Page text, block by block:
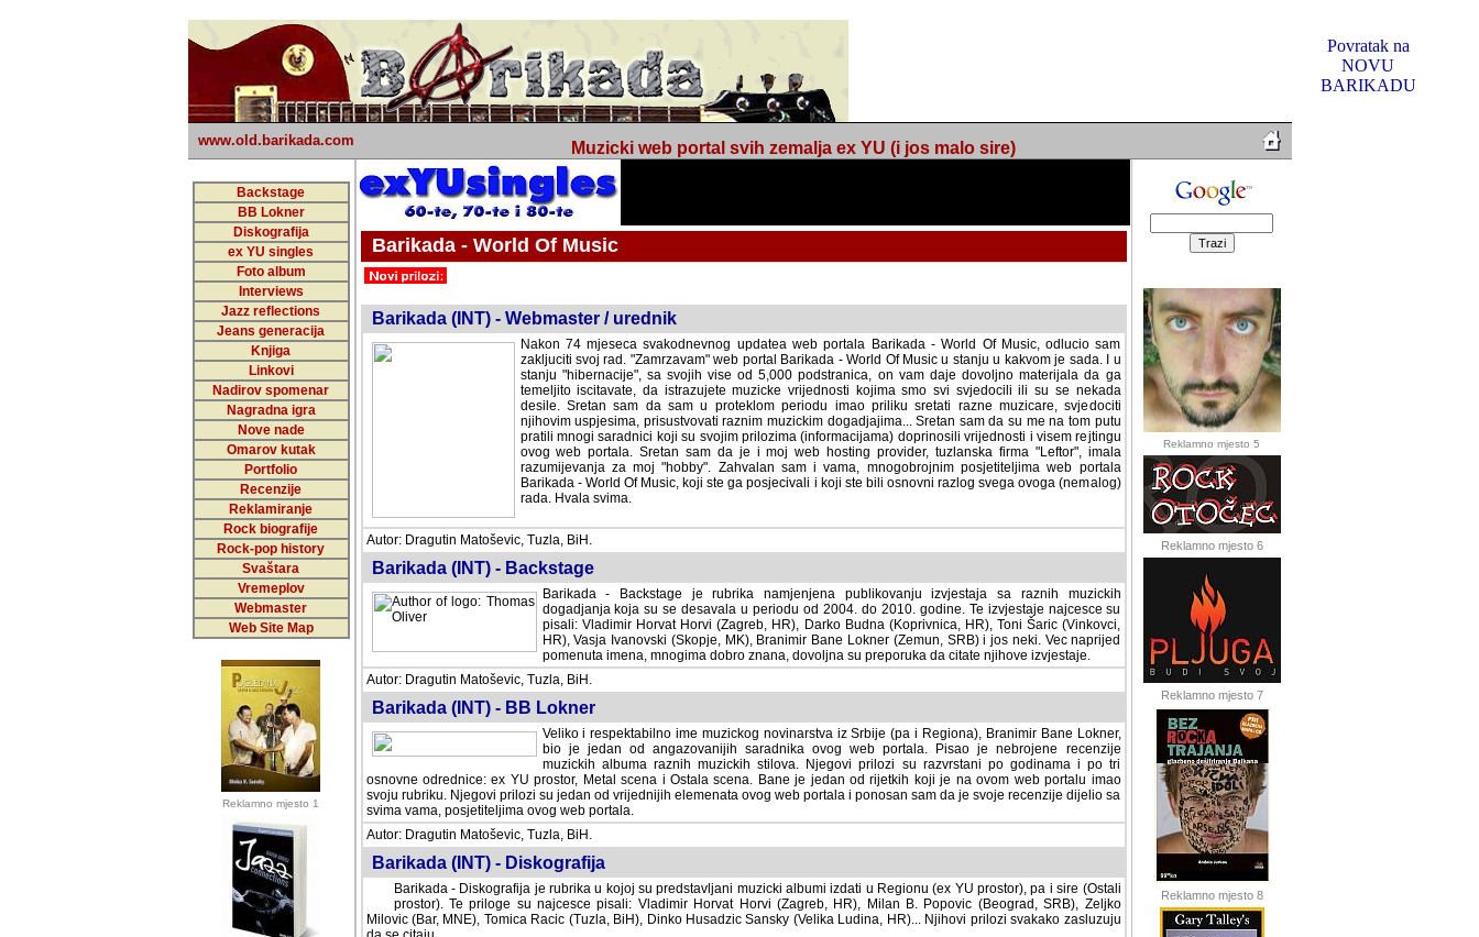
Povratak na
NOVU
BARIKADU
www.old.barikada.com Muzicki web portal svih zemalja ex YU (i jos malo sire)
Backstage
BB Lokner
Diskografija
ex YU singles
Foto album
Interviews
Jazz reflections
Jeans generacija
Knjiga
Linkovi
Nadirov spomenar
Nagradna igra
Nove nade
Omarov kutak
Portfolio
Recenzije
Reklamiranje
Rock biografije
Rock-pop history
Svaštara
Vremeplov
Webmaster
Web Site Map
Reklamno mjesto 1
Barikada - World Of Music
Barikada (INT) - Webmaster / urednik
Nakon 74 mjeseca svakodnevnog updatea web portala Barikada - World Of Music, odlucio sam
zakljuciti svoj rad. "Zamrzavam" web portal Barikada - World Of Music u stanju u kakvom je sada. I u
stanju "hibernacije", sa svojih vise od 5,000 podstranica, on vam daje dovoljno materijala da ga
temeljito iscitavate, da istrazujete muzicke vrijednosti kojima smo svi svjedocili ili su se nekada desile.
Sretan sam da sam u proteklom periodu imao priliku sretati razne muzicare, svjedociti njihovim
uspjesima, prisustvovati raznim muzickim dogadjajima... Sretan sam da su me na tom putu pratili
mnogi saradnici koji su svojim prilozima (informacijama) doprinosili vrijednosti i visem rejtingu ovog
web portala. Sretan sam da je i moj web hosting provider, tuzlanska firma "Leftor", imala
razumijevanja za moj "hobby". Zahvalan sam i vama, mnogobrojnim posjetiteljima web portala
Barikada - World Of Music, koji ste ga posjecivali i koji ste bili osnovni razlog svega ovoga (nemalog)
rada. Hvala svima.
Autor: Dragutin Matoševic, Tuzla, BiH.
Barikada (INT) - Backstage
Barikada - Backstage je rubrika namjenjena publikovanju izvjestaja sa raznih muzickih
dogadjanja koja su se desavala u periodu od 2004. do 2010. godine. Te izvjestaje najcesce su
pisali: Vladimir Horvat Horvi (Zagreb, HR), Darko Budna (Koprivnica, HR), Toni Šaric (Vinkovci,
HR), Vasja Ivanovski (Skopje, MK), Branimir Bane Lokner (Zemun, SRB) i jos neki. Vec naprijed
pomenuta imena, mnogima dobro znana, dovoljna su preporuka da citate njihove izvjestaje.
Autor: Dragutin Matoševic, Tuzla, BiH.
Barikada (INT) - BB Lokner
Veliko i respektabilno ime muzickog novinarstva iz Srbije (pa i Regiona), Branimir Bane Lokner,
bio je jedan od angazovanijih saradnika ovog web portala. Pisao je nebrojene recenzije muzickih
albuma raznih muzickih stilova. Njegovi prilozi su razvrstani po godinama i po tri osnovne
odrednice: ex YU prostor, Metal scena i Ostala scena. Bane je jedan od rijetkih koji je na ovom web portalu imao svoju rubriku.
Njegovi prilozi su jedan od vrijednijih elemenata ovog web portala i ponosan sam da je svoje recenzije dijelio sa svima vama,
posjetiteljima ovog web portala.
Autor: Dragutin Matoševic, Tuzla, BiH.
Barikada (INT) - Diskografija
Barikada - Diskografija je rubrika u kojoj su predstavljani muzicki albumi izdati u Regionu (ex YU prostor), pa i sire (Ostali
prostor). Te priloge su najcesce pisali: Vladimir Horvat Horvi (Zagreb, HR), Milan B. Popovic (Beograd, SRB), Zeljko Milovic
(Bar, MNE), Tomica Racic (Tuzla, BiH), Dinko Husadzic Sansky (Velika Ludina, HR)... Njihovi prilozi svakako zasluzuju da se
Reklamno mjesto 5
Reklamno mjesto 6
Reklamno mjesto 7
Reklamno mjesto 8